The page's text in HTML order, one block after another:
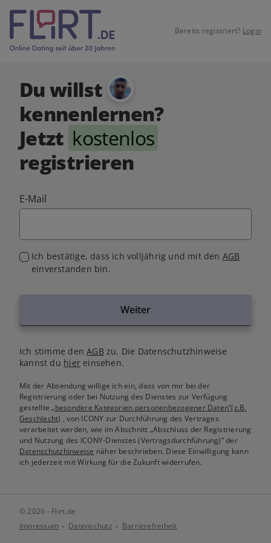
Bereits registriert? Login
Du willst
kennenlernen?
Jetzt kostenlos
registrieren
E-Mail
Ich bestätige, dass ich volljährig und mit den AGB
einverstanden bin.
Weiter
Ich stimme denAGB zu. Die Datenschutzhinweise
kannst du hiereinsehen.
Mit der Absendung willige ich ein, dass von mir bei der
Registrierung oder bei Nutzung des Dienstes zur Verfügung
gestellte„besondere Kategorien personenbezogener Daten“(z.B.
Geschlecht) , von ICONY zur Durchführung des Vertrages
verarbeitet werden, wie im Abschnitt „Abschluss der Registrierung
und Nutzung des ICONY-Dienstes (Vertragsdurchführung)“ der
Datenschutzhinweise näher beschrieben. Diese Einwilligung kann
ich jederzeit mit Wirkung für die Zukunft widerrufen.
© 2026 - Flirt.de
Impressum
Datenschutz Barrierefreiheit